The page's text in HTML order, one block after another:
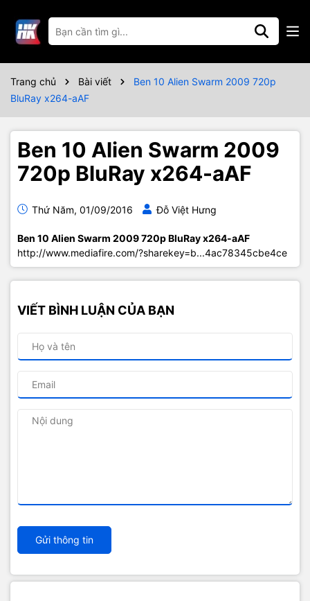
Trang chủ Bài viết
Ben 10 Alien Swarm 2009 720p
BluRay x264-aAF
Ben 10 Alien Swarm 2009
720p BluRay x264-aAF
Thứ Năm, 01/09/2016 Đỗ Việt Hưng
Ben 10 Alien Swarm 2009 720p BluRay x264-aAF
http://www.mediafire.com/?sharekey=b...4ac78345cbe4ce
VIẾT BÌNH LUẬN CỦA BẠN
Gửi thông tin